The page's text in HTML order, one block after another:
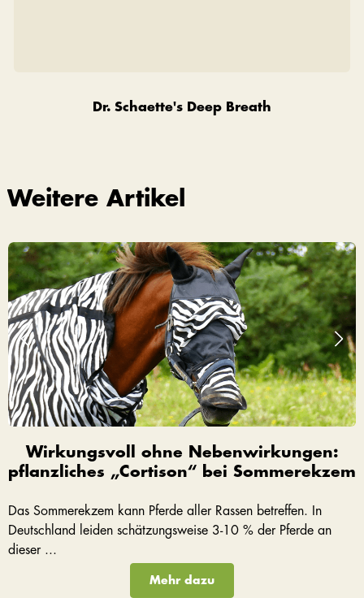
Dr. Schaette's Deep Breath
Weitere Artikel
Wirkungsvoll ohne Nebenwirkungen:
pflanzliches „Cortison“ bei Sommerekzem
Das Sommerekzem kann Pferde aller Rassen betreffen. In
Deutschland leiden schätzungsweise 3-10 % der Pferde an
dieser ...
Mehr dazu